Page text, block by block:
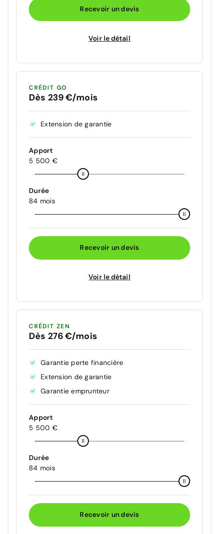
Recevoir un devis
Voir le détail
CRÉDIT GO
Dès 239 €/mois
Extension de garantie
Apport
5 500 €
Durée
84 mois
Recevoir un devis
Voir le détail
CRÉDIT ZEN
Dès 276 €/mois
Garantie perte financière
Extension de garantie
Garantie emprunteur
Apport
5 500 €
Durée
84 mois
Recevoir un devis